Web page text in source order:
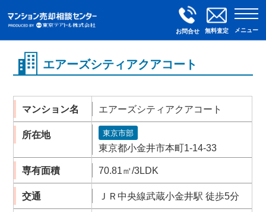
お問合せ 無料査定 メニュー
エアーズシティアクアコート
マンション名 エアーズシティアクアコート
所在地 東京市部
東京都小金井市本町1-14-33
専有面積 70.81㎡/3LDK
交通 ＪＲ中央線武蔵小金井駅 徒歩5分